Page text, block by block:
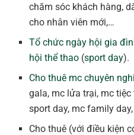
chăm sóc khách hàng,
cho nhân viên mới,…
Tổ chức ngày hội gia
hội thể thao (sport day).
Cho thuê mc chuyên
gala, mc lửa trại, mc
sport day, mc family
Cho thuê (với điều kiện